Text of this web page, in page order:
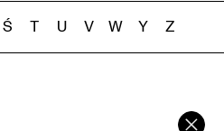
Ś T U V W Y Z